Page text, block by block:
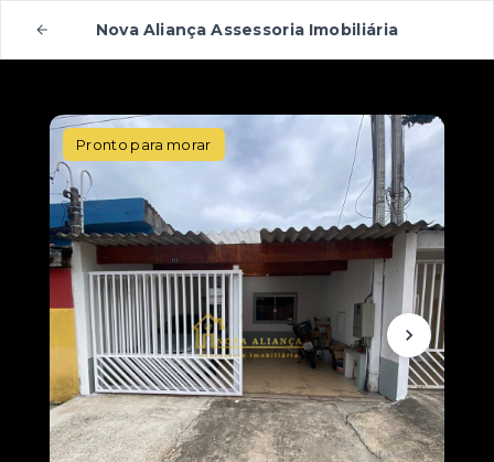
Nova Aliança Assessoria Imobiliária
Pronto para morar